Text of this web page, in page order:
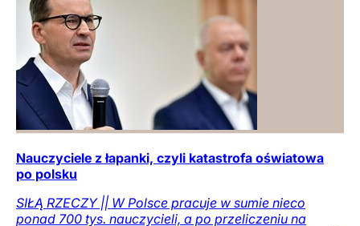
Nauczyciele z łapanki, czyli katastrofa oświatowa
po polsku
SIŁĄ RZECZY || W Polsce pracuje w sumie nieco
ponad 700 tys. nauczycieli, a po przeliczeniu na